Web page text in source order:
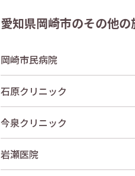
愛知県岡崎市のその他の
岡崎市民病院
石原クリニック
今泉クリニック
岩瀬医院